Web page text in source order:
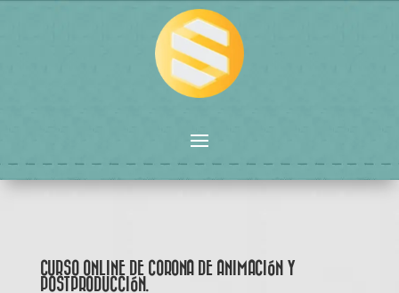
CURSO ONLINE DE CORONA DE ANIMACIÓN Y
POSTPRODUCCIÓN.